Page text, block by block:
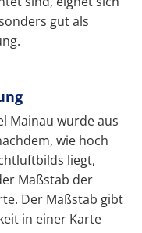
gut als
Mainau wurde aus
wie hoch
liegt,
Maßstab der
Der Maßstab gibt
in einer Karte